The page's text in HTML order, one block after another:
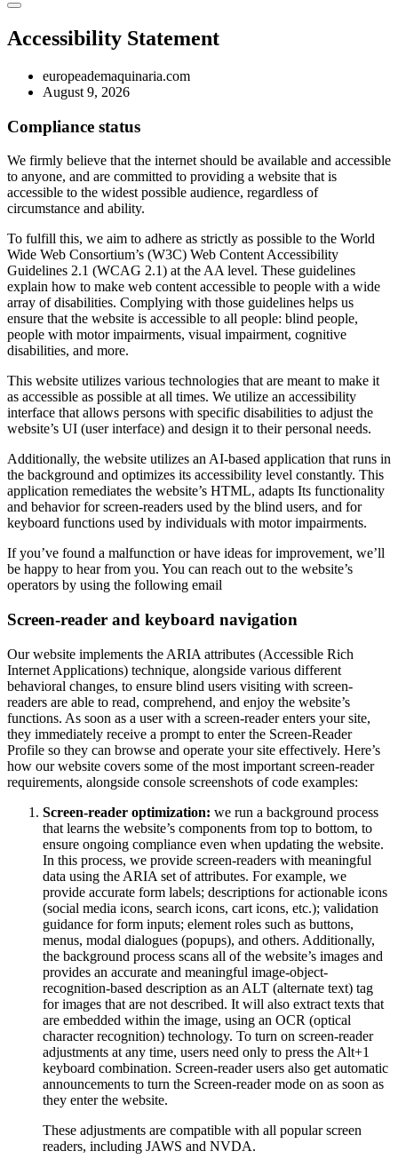
Accessibility Statement
europeademaquinaria.com
August 9, 2026
Compliance status
We firmly believe that the internet should be available and accessible
to anyone, and are committed to providing a website that is
accessible to the widest possible audience, regardless of
circumstance and ability.
To fulfill this, we aim to adhere as strictly as possible to the World
Wide Web Consortium’s (W3C) Web Content Accessibility
Guidelines 2.1 (WCAG 2.1) at the AA level. These guidelines
explain how to make web content accessible to people with a wide
array of disabilities. Complying with those guidelines helps us
ensure that the website is accessible to all people: blind people,
people with motor impairments, visual impairment, cognitive
disabilities, and more.
This website utilizes various technologies that are meant to make it
as accessible as possible at all times. We utilize an accessibility
interface that allows persons with specific disabilities to adjust the
website’s UI (user interface) and design it to their personal needs.
Additionally, the website utilizes an AI-based application that runs in
the background and optimizes its accessibility level constantly. This
application remediates the website’s HTML, adapts Its functionality
and behavior for screen-readers used by the blind users, and for
keyboard functions used by individuals with motor impairments.
If you’ve found a malfunction or have ideas for improvement, we’ll
be happy to hear from you. You can reach out to the website’s
operators by using the following email
Screen-reader and keyboard navigation
Our website implements the ARIA attributes (Accessible Rich
Internet Applications) technique, alongside various different
behavioral changes, to ensure blind users visiting with screen-
readers are able to read, comprehend, and enjoy the website’s
functions. As soon as a user with a screen-reader enters your site,
they immediately receive a prompt to enter the Screen-Reader
Profile so they can browse and operate your site effectively. Here’s
how our website covers some of the most important screen-reader
requirements, alongside console screenshots of code examples:
Screen-reader optimization: we run a background process
that learns the website’s components from top to bottom, to
ensure ongoing compliance even when updating the website.
In this process, we provide screen-readers with meaningful
data using the ARIA set of attributes. For example, we
provide accurate form labels; descriptions for actionable icons
(social media icons, search icons, cart icons, etc.); validation
guidance for form inputs; element roles such as buttons,
menus, modal dialogues (popups), and others. Additionally,
the background process scans all of the website’s images and
provides an accurate and meaningful image-object-
recognition-based description as an ALT (alternate text) tag
for images that are not described. It will also extract texts that
are embedded within the image, using an OCR (optical
character recognition) technology. To turn on screen-reader
adjustments at any time, users need only to press the Alt+1
keyboard combination. Screen-reader users also get automatic
announcements to turn the Screen-reader mode on as soon as
they enter the website.
These adjustments are compatible with all popular screen
readers, including JAWS and NVDA.